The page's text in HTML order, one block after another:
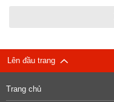
Lên đầu trang
Trang chủ